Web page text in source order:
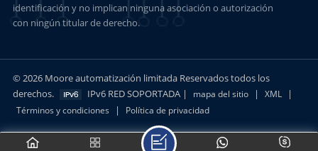
identificación y no implican ninguna asociación o autorización
con ningún titular de derecho.
© 2026 Moore automatización limitada Reservados todos los
derechos.
IPv6 RED SOPORTADA | mapa del sitio | XML |
Términos y condiciones | Política de privacidad